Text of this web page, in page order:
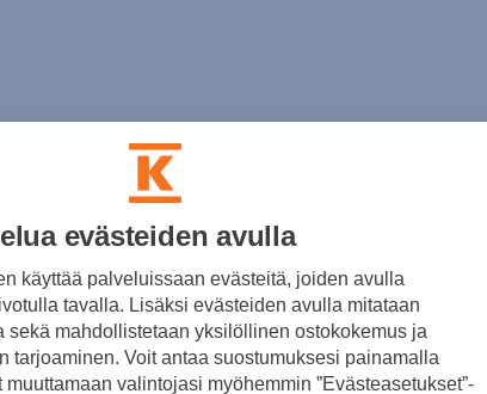
evästeiden avulla
käyttää palveluissaan evästeitä, joiden avulla
tavalla. Lisäksi evästeiden avulla mitataan
sekä mahdollistetaan yksilöllinen ostokokemus ja
tarjoaminen. Voit antaa suostumuksesi painamalla
muuttamaan valintojasi myöhemmin ”Evästeasetukset”-